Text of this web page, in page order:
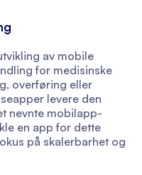
av mobile
for medisinske
overføring eller
levere den
nevnte mobilapp-
en app for dette
på skalerbarhet og